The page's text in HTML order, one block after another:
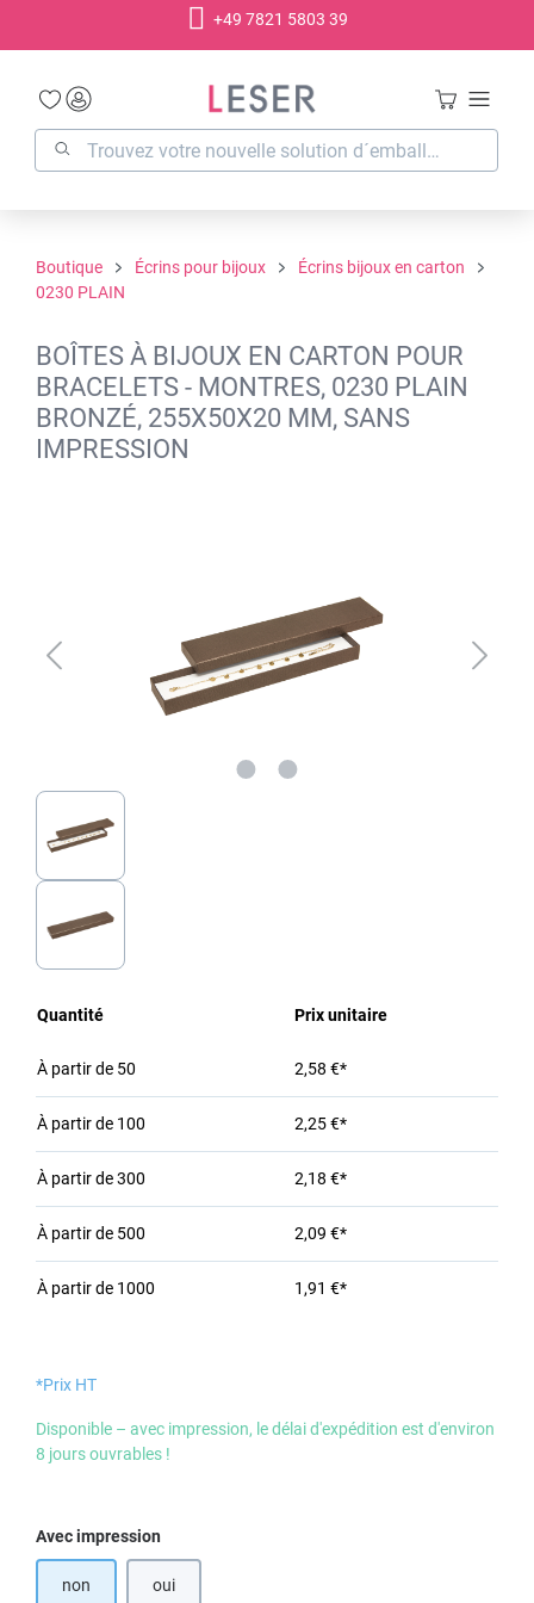
+49 7821 5803 39
Boutique Écrins pour bijoux
Écrins bijoux en carton
0230 PLAIN
BOÎTES À BIJOUX EN CARTON POUR
BRACELETS - MONTRES, 0230 PLAIN
BRONZÉ, 255X50X20 MM, SANS
IMPRESSION
Quantité Prix unitaire
À partir de 50 2,58 €*
À partir de 100 2,25 €*
À partir de300 2,18 €*
À partir de 500 2,09 €*
À partir de 1000 1,91 €*
*Prix HT
Disponible – avec impression, le délai d'expédition est d'environ
8 jours ouvrables !
Sélectionnez
Avec impression
non oui